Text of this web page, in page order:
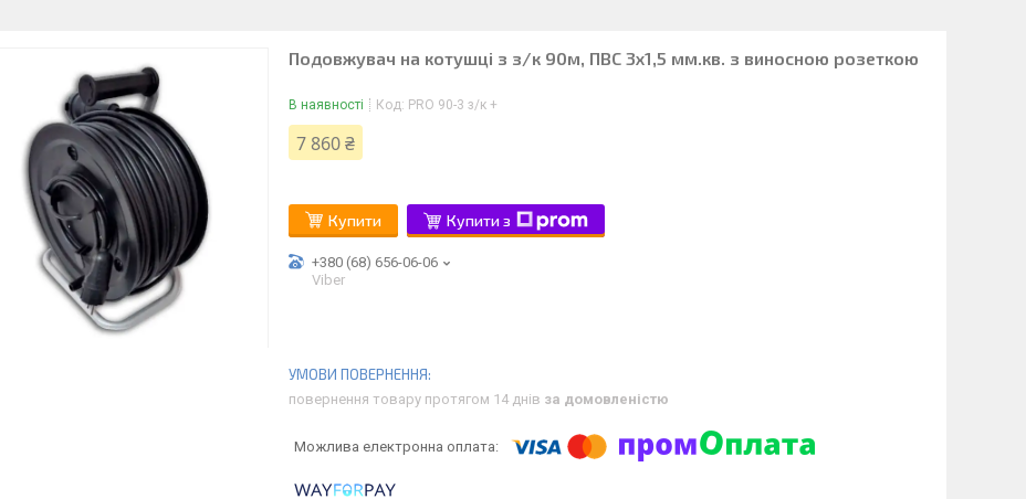
Подовжувач на котушці з з/к 90м, ПВС 3x1,5 мм.кв. з виносною розеткою
В наявності Код: PRO 90-3 з/к +
7 860 ₴
Купити Купити з
+380 (68) 656-06-06
Viber
повернення товару протягом 14 днів за домовленістю